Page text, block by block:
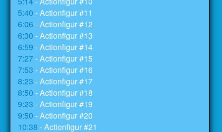
5:40 - Actionfigur #11
6:06 - Actionfigur #12
6:30 - Actionfigur #13
6:59 - Actionfigur #14
7:27- Actionfigur #15
7:53 - Actionfigur #16
8:23 - Actionfigur #17
8:50 - Actionfigur #18
9:23 - Actionfigur #19
9:50 - Actionfigur #20
10:38 - Actionfigur #21